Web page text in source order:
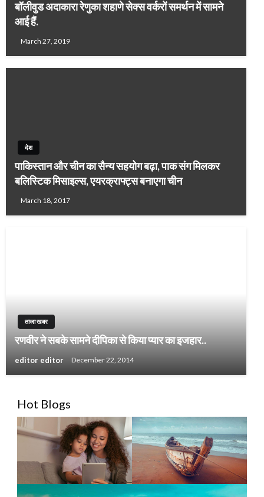
बॉलीवुड अदाकारा रेणुका शहाणे सेक्स वर्करों समर्थन में सामने
आई हैं.
March 27, 2019
देश
पाकिस्तान और चीन का सैन्य सहयोग बढ़ा, पाक संग मिलकर
बलिस्टिक मिसाइल्स, एयरक्राफ्ट्स बनाएगा चीन
March 18, 2017
ताजा खबर
रणवीर ने सबके सामने दीपिका से किया प्यार का इजहार..
editor editor December 22, 2014
Hot Blogs